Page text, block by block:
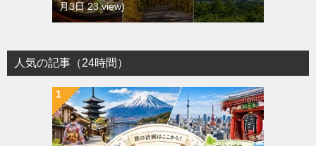
月3日 23 view
人気の記事（24時間）